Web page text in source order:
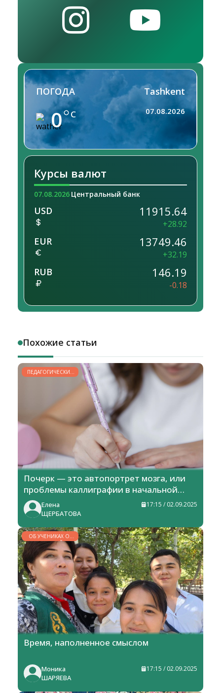
ПОГОДА
0 C
Tashkent
07.08.2026
Курсы валют
07.08.2026 Центральный банк
USD 11915.64
+28.92
EUR 13749.46
+32.19
RUB 146.19
-0.18
Похожие статьи
ПЕДАГОГИЧЕСКИЕ
РАЗМЫШЛЕНИЯ
Почерк — это автопортрет мозга, или
проблемы каллиграфии в начальной
школеЕлена
ЩЕРБАТОВА
17:15 / 02.09.2025
ОБ УЧЕНИКАХ ОТ
УЧИТЕЛЕЙ
Время, наполненное смыслом
Моника
ШАРЯЕВА
17:15 / 02.09.2025